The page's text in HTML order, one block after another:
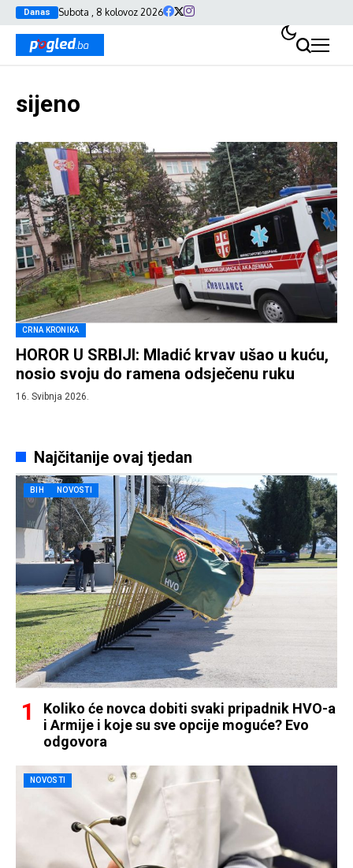
Danas Subota , 8 kolovoz 2026
sijeno
CRNA KRONIKA
HOROR U SRBIJI: Mladić krvav ušao u kuću,
nosio svoju do ramena odsječenu ruku
16. Svibnja 2026.
Najčitanije ovaj tjedan
BIH NOVOSTI
Koliko će novca dobiti svaki pripadnik HVO-a
i Armije i koje su sve opcije moguće? Evo
odgovora
NOVOSTI